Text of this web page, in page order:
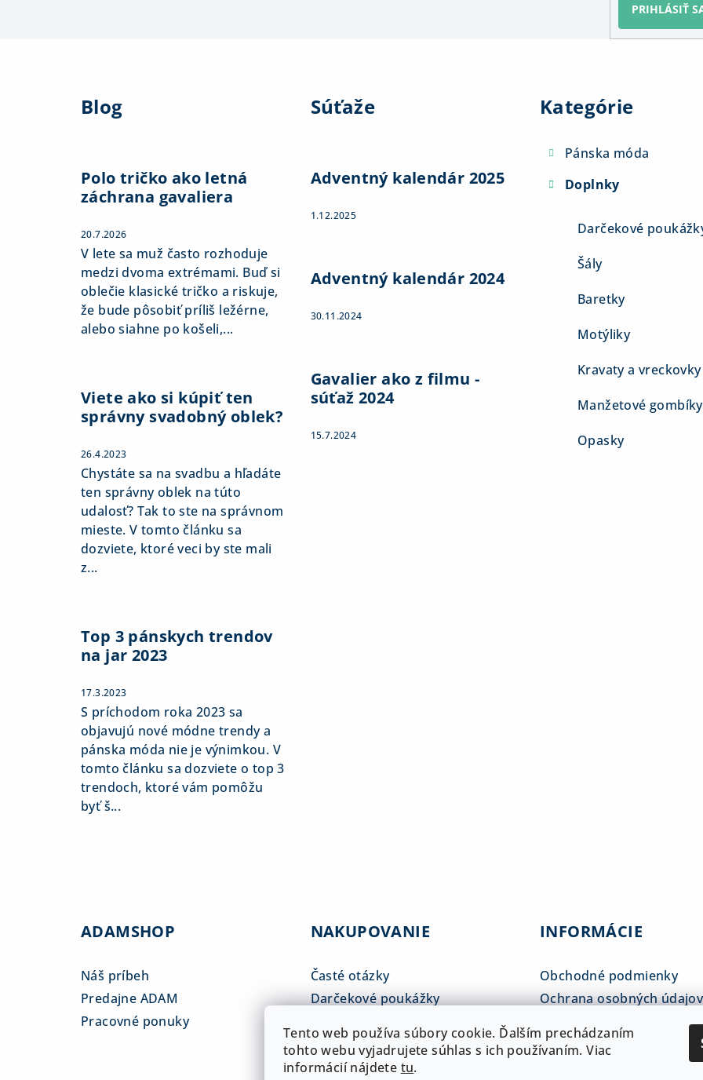
Tento web používa súbory cookie. Ďalším prechádzaním
tohto webu vyjadrujete súhlas s ich používaním. Viac
informácií nájdete tu.
PRIHLÁSIŤ
Blog
Polo tričko ako letná
záchrana gavaliera
20.7.2026
V lete sa muž často rozhoduje
medzi dvoma extrémami. Buď si
oblečie klasické tričko a riskuje,
že bude pôsobiť príliš ležérne,
alebo siahne po košeli,...
Viete ako si kúpiť ten
správny svadobný oblek?
26.4.2023
Chystáte sa na svadbu a hľadáte
ten správny oblek na túto
udalosť? Tak to ste na správnom
mieste. V tomto článku sa
dozviete, ktoré veci by ste mali
z...
Top 3 pánskych trendov
na jar 2023
17.3.2023
S príchodom roka 2023 sa
objavujú nové módne trendy a
pánska móda nie je výnimkou. V
tomto článku sa dozviete o top 3
trendoch, ktoré vám pomôžu
byť š...
Súťaže
Adventný kalendár 2025
1.12.2025
Adventný kalendár 2024
30.11.2024
Gavalier ako z filmu -
súťaž 2024
15.7.2024
Kategórie
Pánska móda
Doplnky
Darčekové
Šály
Baretky
Motýliky
Kravaty a vreckovky
Manžetové gombíky
Opasky
ADAMSHOP
Náš príbeh
Predajne ADAM
Pracovné ponuky
NAKUPOVANIE
Časté otázky
Darčekové poukážky
Platba a doprava
INFORMÁCIE
Obchodné podmienky
Ochrana osobných údajov
ADAM klub